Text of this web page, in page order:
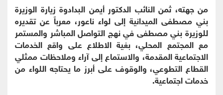
من جهته، ثمن النائب الدكتور أيمن البدادوة زيارة الوزيرة
بني مصطفى الميدانية إلى لواء ناعور، معرباً عن تقديره
للوزيرة بني مصطفى في نهج التواصل المباشر والمستمر
مع المجتمع المحلي، بغية الاطلاع على واقع الخدمات
الاجتماعية المقدمة، والاستماع إلى آراء وملاحظات ممثلي
القطاع التطوعي، والوقوف على أبرز ما يحتاجه اللواء من
خدمات اجتماعية.